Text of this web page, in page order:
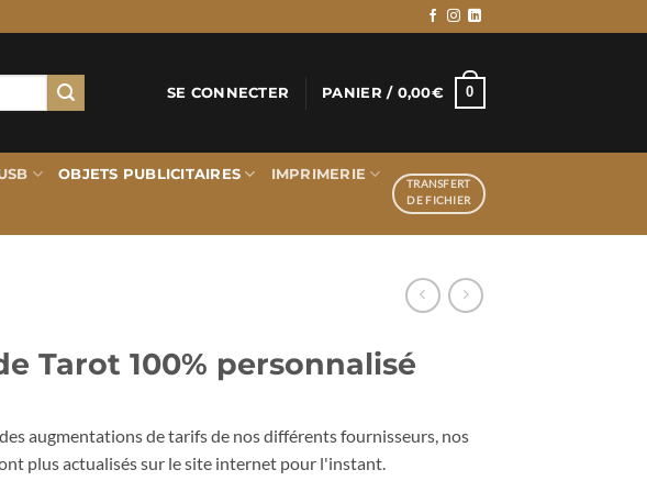
SE CONNECTER PANIER / 0,00€ 0
OBJETS PUBLICITAIRES IMPRIMERIE
TRANSFERT
DE FICHIER
Tarot 100% personnalisé
augmentations de tarifs de nos différents fournisseurs, nos
plus actualisés sur le site internet pour l'instant.